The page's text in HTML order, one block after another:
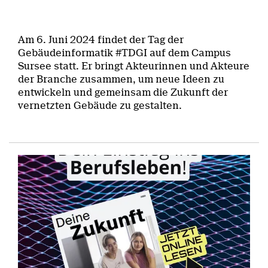
Am 6. Juni 2024 findet der Tag der
Gebäudeinformatik #TDGI auf dem Campus
Sursee statt. Er bringt Akteurinnen und Akteure
der Branche zusammen, um neue Ideen zu
entwickeln und gemeinsam die Zukunft der
vernetzten Gebäude zu gestalten.